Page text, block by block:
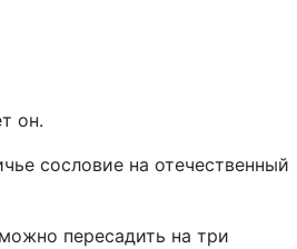
он.
сословие на отечественный
пересадить на три